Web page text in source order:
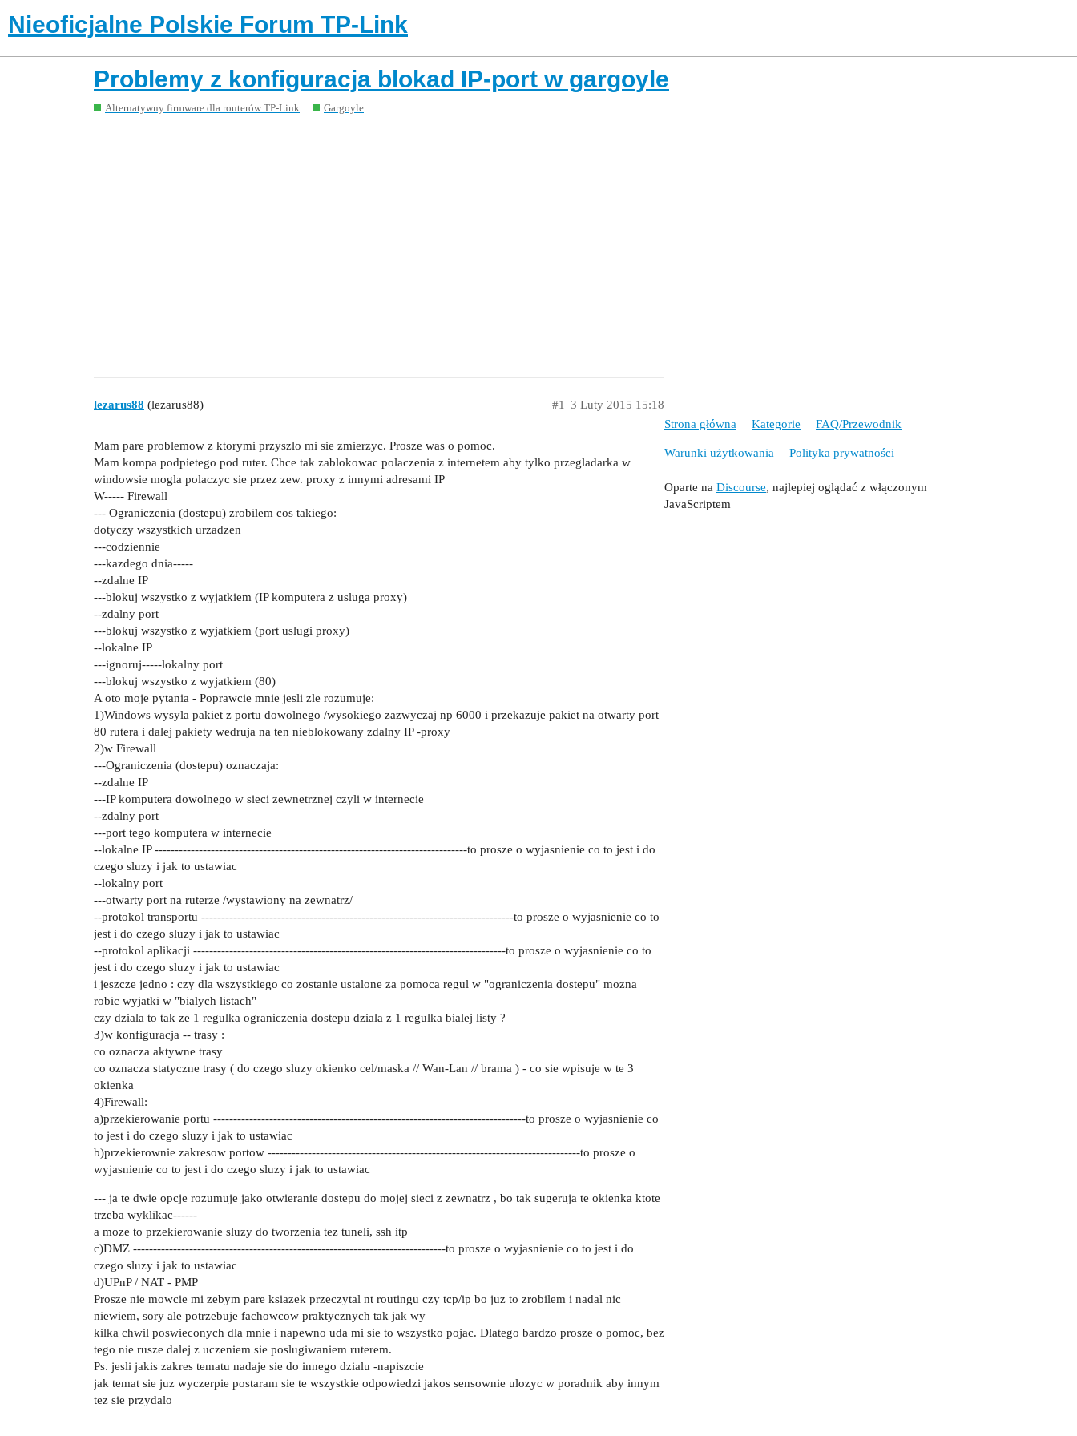
Nieoficjalne Polskie Forum TP-Link
Problemy z konfiguracja blokad IP-port w gargoyle
Alternatywny firmware dla routerów TP-Link Gargoyle
lezarus88 (lezarus88) 3 Luty 2015 15:18
#1
Mam pare problemow z ktorymi przyszlo mi sie zmierzyc. Prosze was o pomoc.
Mam kompa podpietego pod ruter. Chce tak zablokowac polaczenia z internetem aby tylko przegladarka w
windowsie mogla polaczyc sie przez zew. proxy z innymi adresami IP
W----- Firewall
--- Ograniczenia (dostepu) zrobilem cos takiego:
dotyczy wszystkich urzadzen
---codziennie
---kazdego dnia-----
--zdalne IP
---blokuj wszystko z wyjatkiem (IP komputera z usluga proxy)
--zdalny port
---blokuj wszystko z wyjatkiem (port uslugi proxy)
--lokalne IP
---ignoruj-----lokalny port
---blokuj wszystko z wyjatkiem (80)
A oto moje pytania - Poprawcie mnie jesli zle rozumuje:
1)Windows wysyla pakiet z portu dowolnego /wysokiego zazwyczaj np 6000 i przekazuje pakiet na otwarty port
80 rutera i dalej pakiety wedruja na ten nieblokowany zdalny IP -proxy
2)w Firewall
---Ograniczenia (dostepu) oznaczaja:
--zdalne IP
---IP komputera dowolnego w sieci zewnetrznej czyli w internecie
--zdalny port
---port tego komputera w internecie
--lokalne IP ------------------------------------------------------------------------------to prosze o wyjasnienie co to jest i do
czego sluzy i jak to ustawiac
--lokalny port
---otwarty port na ruterze /wystawiony na zewnatrz/
--protokol transportu ------------------------------------------------------------------------------to prosze o wyjasnienie co to
jest i do czego sluzy i jak to ustawiac
--protokol aplikacji ------------------------------------------------------------------------------to prosze o wyjasnienie co to
jest i do czego sluzy i jak to ustawiac
i jeszcze jedno : czy dla wszystkiego co zostanie ustalone za pomoca regul w "ograniczenia dostepu" mozna
robic wyjatki w "bialych listach"
czy dziala to tak ze 1 regulka ograniczenia dostepu dziala z 1 regulka bialej listy ?
3)w konfiguracja -- trasy :
co oznacza aktywne trasy
co oznacza statyczne trasy ( do czego sluzy okienko cel/maska // Wan-Lan // brama ) - co sie wpisuje w te 3
okienka
4)Firewall:
a)przekierowanie portu ------------------------------------------------------------------------------to prosze o wyjasnienie co
to jest i do czego sluzy i jak to ustawiac
b)przekierownie zakresow portow ------------------------------------------------------------------------------to prosze o
wyjasnienie co to jest i do czego sluzy i jak to ustawiac
--- ja te dwie opcje rozumuje jako otwieranie dostepu do mojej sieci z zewnatrz , bo tak sugeruja te okienka ktote
trzeba wyklikac------
a moze to przekierowanie sluzy do tworzenia tez tuneli, ssh itp
c)DMZ ------------------------------------------------------------------------------to prosze o wyjasnienie co to jest i do
czego sluzy i jak to ustawiac
d)UPnP / NAT - PMP
Prosze nie mowcie mi zebym pare ksiazek przeczytal nt routingu czy tcp/ip bo juz to zrobilem i nadal nic
niewiem, sory ale potrzebuje fachowcow praktycznych tak jak wy
kilka chwil poswieconych dla mnie i napewno uda mi sie to wszystko pojac. Dlatego bardzo prosze o pomoc, bez
tego nie rusze dalej z uczeniem sie poslugiwaniem ruterem.
Ps. jesli jakis zakres tematu nadaje sie do innego dzialu -napiszcie
jak temat sie juz wyczerpie postaram sie te wszystkie odpowiedzi jakos sensownie ulozyc w poradnik aby innym
tez sie przydalo
Strona główna Kategorie FAQ/Przewodnik
Warunki użytkowania Polityka prywatności
Oparte na Discourse, najlepiej oglądać z włączonym
JavaScriptem